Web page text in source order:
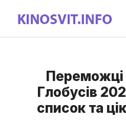
вмісту
Переможці
Глобусів
список та